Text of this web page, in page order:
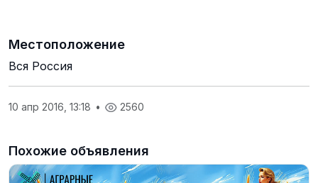
Местоположение
Вся Россия
10 апр 2016, 13:18 • 2560
Похожие объявления